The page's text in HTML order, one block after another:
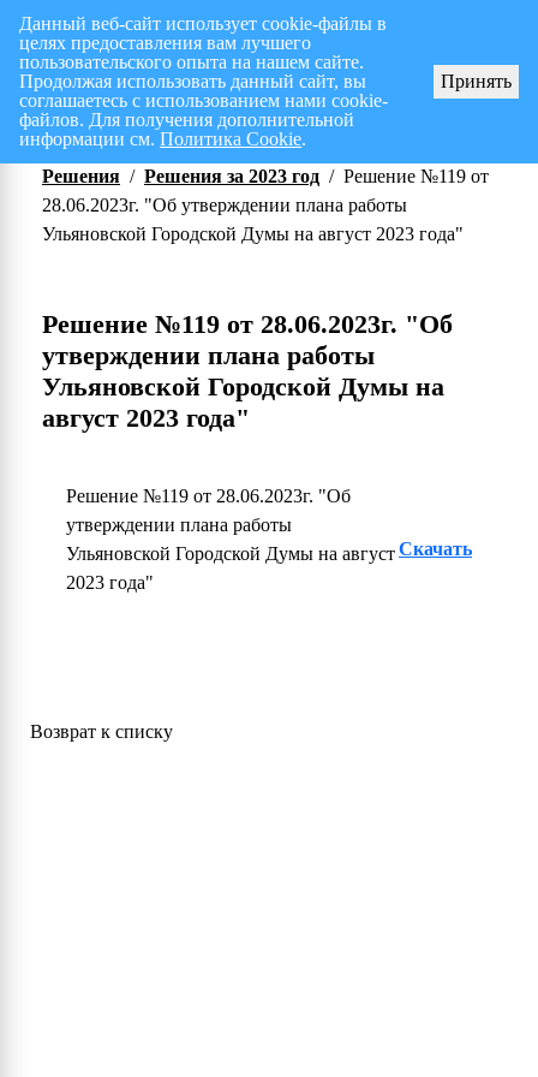
Перспективный план работ на I полугодие 2026 г.
Решения / Решения за 2023 год / Решение №119 от
28.06.2023г. "Об утверждении плана работы
Ульяновской Городской Думы на август 2023 года"
Решение №119 от 28.06.2023г. "Об
утверждении плана работы
Ульяновской Городской Думы на
август 2023 года"
Решение №119 от 28.06.2023г. "Об
утверждении плана работы
Ульяновской Городской Думы на август
2023 года"
Скачать
Возврат к списку
Данный веб-сайт использует cookie-файлы в
целях предоставления вам лучшего
пользовательского опыта на нашем сайте.
Продолжая использовать данный сайт, вы
соглашаетесь с использованием нами cookie-
файлов. Для получения дополнительной
информации см.Политика Cookie.
Принять